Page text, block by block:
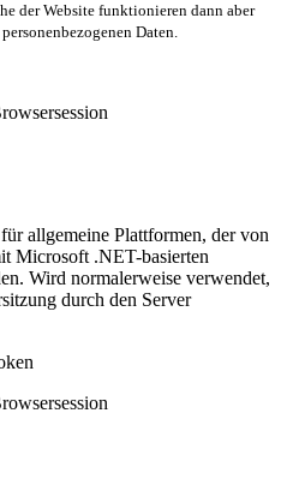
der Website funktionieren dann aber
Daten.
allgemeine Plattformen, der von
Microsoft .NET-basierten
Wird normalerweise verwendet,
durch den Server